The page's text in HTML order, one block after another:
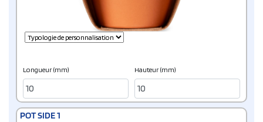
Longueur (mm) Hauteur (mm)
POT SIDE 1